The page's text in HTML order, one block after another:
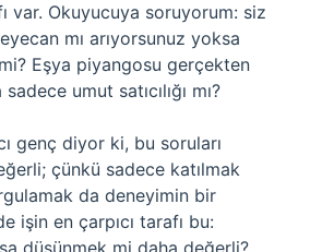
var. Okuyucuya soruyorum: siz
mı arıyorsunuz yoksa
Eşya piyangosu gerçekten
umut satıcılığı mı?
genç diyor ki, bu soruları
çünkü sadece katılmak
da deneyimin bir
işin en çarpıcı tarafı bu:
düşünmek mi daha değerli?